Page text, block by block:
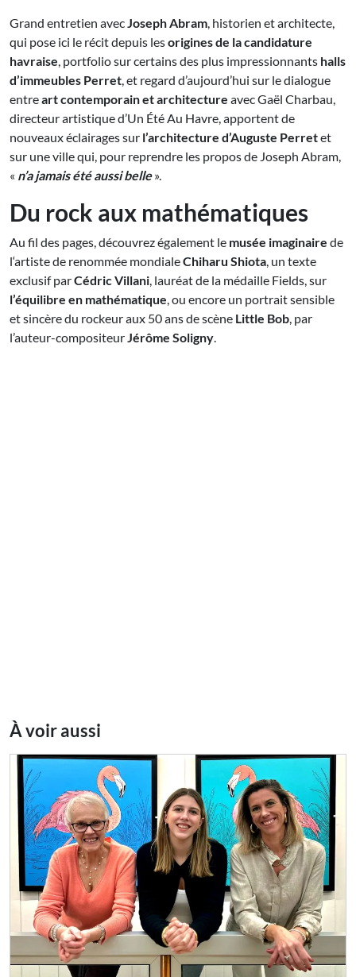
Grand entretien avecJoseph Abram, historien et architecte,
qui pose ici le récit depuis lesorigines de la candidature
havraise, portfolio sur certains des plus impressionnants halls
d’immeubles Perret, et regard d’aujourd’hui sur le dialogue
entreart contemporain et architecture avec Gaël Charbau,
directeur artistique d’Un Été Au Havre, apportent de
nouveaux éclairages sur l’architecture d’Auguste Perretet
sur une ville qui, pour reprendre les propos de Joseph Abram,
« n’a jamais été aussi belle ».
Du rock aux mathématiques
Au fil des pages, découvrez également le musée imaginaire de
l‘artiste de renommée mondialeChiharu Shiota, un texte
exclusif parCédric Villani, lauréat de la médaille Fields,sur
l’équilibre en mathématique, ou encore un portrait sensible
et sincère du rockeur aux 50 ans de scène Little Bob, par
l’auteur-compositeurJérôme Soligny.
À voir aussi